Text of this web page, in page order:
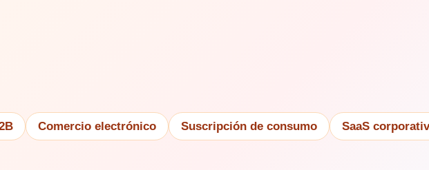
Comercio electrónico Suscripción de consumo SaaS